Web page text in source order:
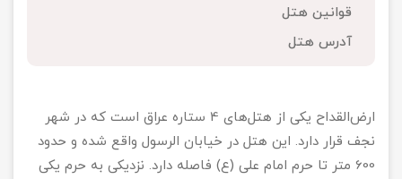
قوانین هتل
آدرس هتل
ارض‌القداح یکی از هتل‌های 4 ستاره عراق است که در شهر
نجف قرار دارد. این هتل در خیابان الرسول واقع شده و حدود
600 متر تا حرم امام علی‌ (ع) فاصله دارد. نزدیکی به حرم یکی
تور آفرود